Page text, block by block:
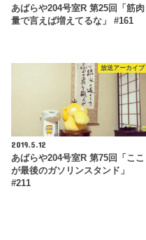
あばらや204号室R 第25回「筋肉
量で言えば増えてるな」 #161
放送アーカイブ
2019.5.12
あばらや204号室R 第75回「ここ
が最後のガソリンスタンド」
#211